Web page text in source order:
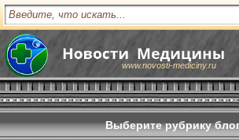
www.novosti-mediciny.ru
Выберите рубрику